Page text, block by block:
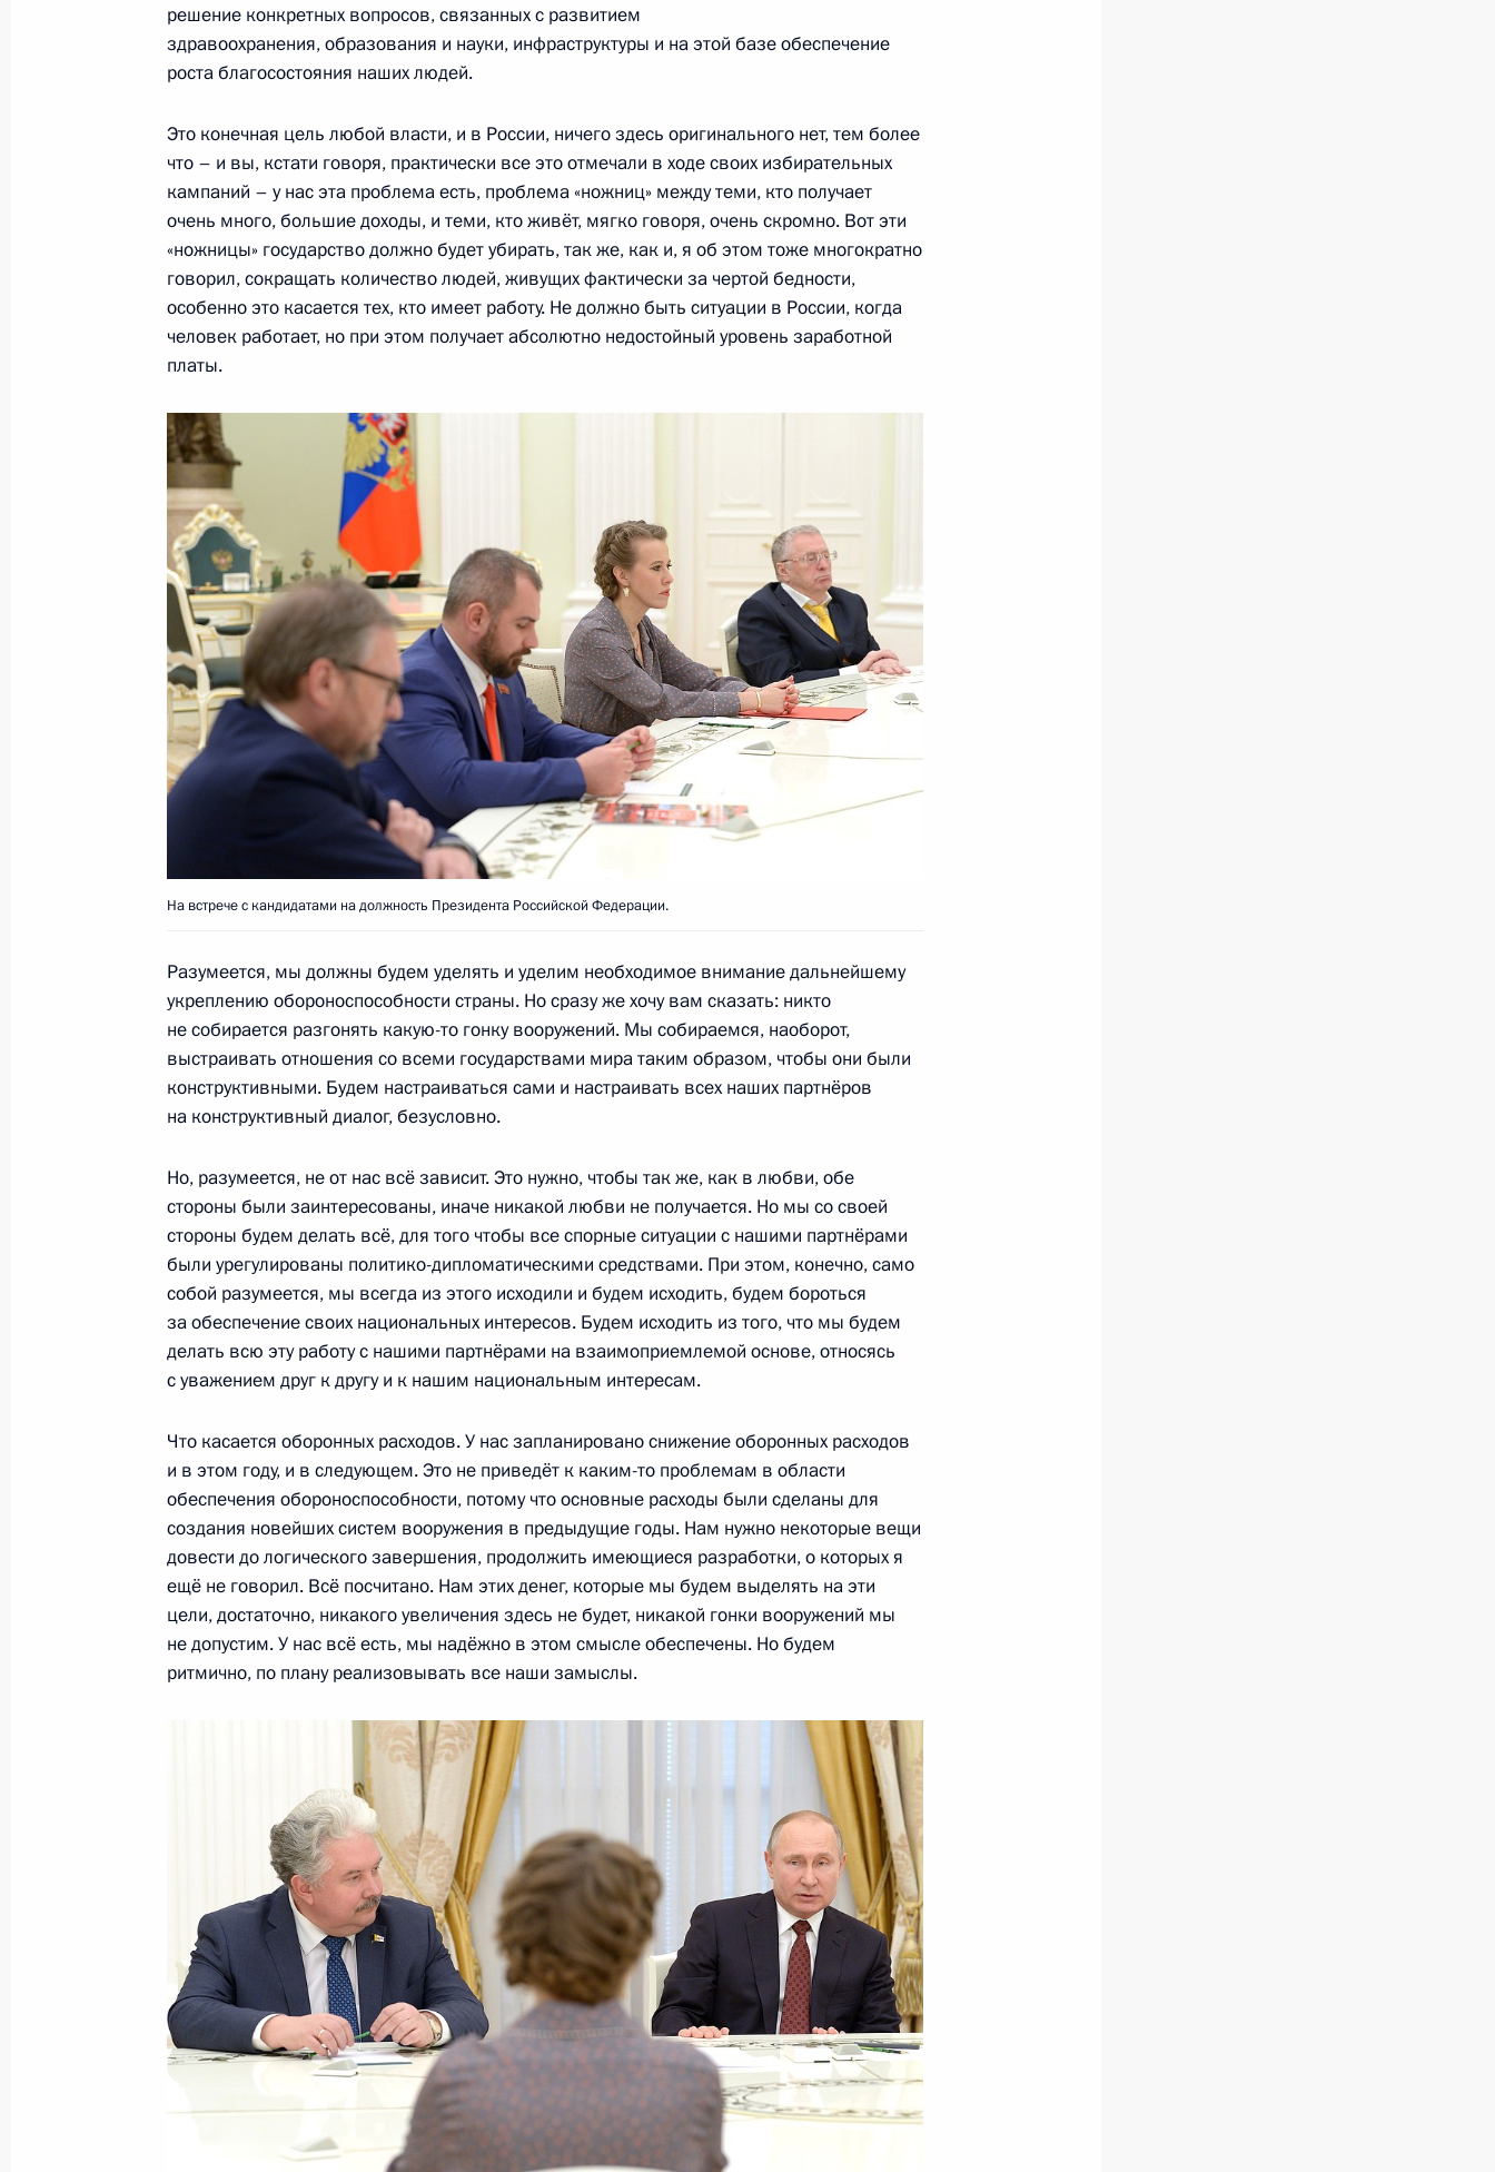
19 марта 2018 года, 18:05
Федерации
19 марта 2018 года, 16:20 Москва, Кремль
Встреча с Сергеем Когогиным, Александром Румянцевым
и Еленой Шмелёвой
Объявлены лауреаты премий Президента для молодых деятелей
культуры и за произведения для детей и юношества 2017 года
19 марта 2018 года, 12:40 Москва, Кремль
Телефонный разговор с Президентом Казахстана Нурсултаном
Назарбаевым
19 марта 2018 года, 10:50
18 марта 2018 года, воскресенье
Ответы на вопросы журналистов
18 марта 2018 года, 23:40 Москва
Владимир Путин выступил на митинге на Манежной площади
в Москве
18 марта 2018 года, 23:00 Москва
18 марта 2018 года, 10:00
17 марта 2018 года, суббота
Поздравление Си Цзиньпину по случаю переизбрания на пост
Председателя КНР
16 марта 2018 года, пятница
Встреча с работниками сферы здравоохранения
16 марта 2018 года, 16:45
11
Федеральному Собранию
Обращение Президента к гражданам России
16 марта 2018 года, 09:00
1
15 марта 2018 года, четверг
Форум «Россия – страна возможностей»
Москва
13
решение конкретных вопросов, связанных с развитием
здравоохранения, образования и науки, инфраструктуры и на этой базе обеспечение
роста благосостояния наших людей.
Это конечная цель любой власти, и в России, ничего здесь оригинального нет, тем более
что – и вы, кстати говоря, практически все это отмечали в ходе своих избирательных
кампаний – у нас эта проблема есть, проблема «ножниц» между теми, кто получает
очень много, большие доходы, и теми, кто живёт, мягко говоря, очень скромно. Вот эти
«ножницы» государство должно будет убирать, так же, как и, я об этом тоже многократно
говорил, сокращать количество людей, живущих фактически за чертой бедности,
особенно это касается тех, кто имеет работу. Не должно быть ситуации в России, когда
человек работает, но при этом получает абсолютно недостойный уровень заработной
платы.
На встрече с кандидатами на должность Президента Российской Федерации.
Разумеется, мы должны будем уделять и уделим необходимое внимание дальнейшему
укреплению обороноспособности страны. Но сразу же хочу вам сказать: никто
не собирается разгонять какую-то гонку вооружений. Мы собираемся, наоборот,
выстраивать отношения со всеми государствами мира таким образом, чтобы они были
конструктивными. Будем настраиваться сами и настраивать всех наших партнёров
на конструктивный диалог, безусловно.
Но, разумеется, не от нас всё зависит. Это нужно, чтобы так же, как в любви, обе
стороны были заинтересованы, иначе никакой любви не получается. Но мы со своей
стороны будем делать всё, для того чтобы все спорные ситуации с нашими партнёрами
были урегулированы политико-дипломатическими средствами. При этом, конечно, само
собой разумеется, мы всегда из этого исходили и будем исходить, будем бороться
за обеспечение своих национальных интересов. Будем исходить из того, что мы будем
делать всю эту работу с нашими партнёрами на взаимоприемлемой основе, относясь
с уважением друг к другу и к нашим национальным интересам.
Что касается оборонных расходов. У нас запланировано снижение оборонных расходов
и в этом году, и в следующем. Это не приведёт к каким-то проблемам в области
обеспечения обороноспособности, потому что основные расходы были сделаны для
создания новейших систем вооружения в предыдущие годы. Нам нужно некоторые вещи
довести до логического завершения, продолжить имеющиеся разработки, о которых я
ещё не говорил. Всё посчитано. Нам этих денег, которые мы будем выделять на эти
цели, достаточно, никакого увеличения здесь не будет, никакой гонки вооружений мы
не допустим. У нас всё есть, мы надёжно в этом смысле обеспечены. Но будем
ритмично, по плану реализовывать все наши замыслы.